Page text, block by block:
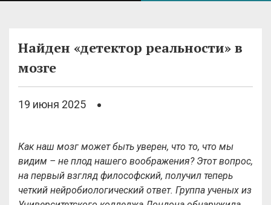
Найден «детектор реальности» в
мозге
19 июня 2025
Как наш мозг может быть уверен, что то, что мы
видим – не плод нашего воображения? Этот вопрос,
на первый взгляд философский, получил теперь
четкий нейробиологический ответ. Группа ученых из